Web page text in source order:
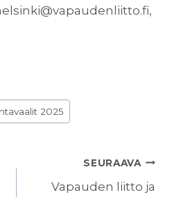
,
2025
SEURAAVA
Vapauden liitto ja